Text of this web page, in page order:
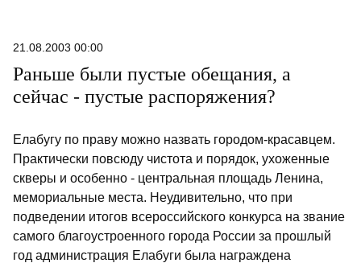
21.08.2003 00:00
Раньше были пустые обещания, а
сейчас - пустые распоряжения?
Елабугу по праву можно назвать городом-красавцем.
Практически повсюду чистота и порядок, ухоженные
скверы и особенно - центральная площадь Ленина,
мемориальные места. Неудивительно, что при
подведении итогов всероссийского конкурса на звание
самого благоустроенного города России за прошлый
год администрация Елабуги была награждена